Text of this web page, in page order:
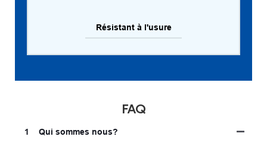
Résistant à l'usure
FAQ
1 Qui sommes nous?